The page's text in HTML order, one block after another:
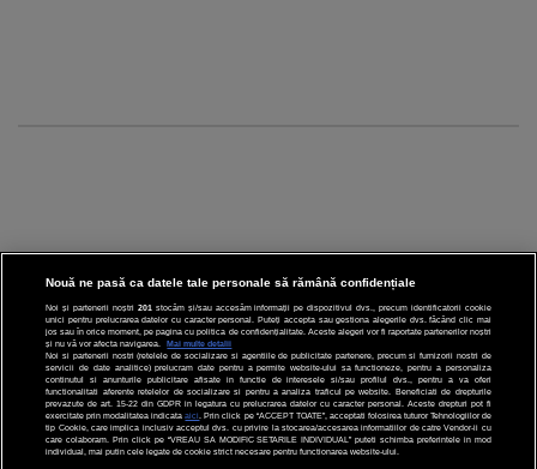
CINEMA
DIVERTISMENT
STIRI
TEHNOLOGIE
Nouă ne pasă ca datele tale personale să rămână confidențiale
Noi și partenerii noștri 201 stocăm și/sau accesăm informații pe dispozitivul dvs., precum identificatorii cookie
unici pentru prelucrarea datelor cu caracter personal. Puteți accepta sau gestiona alegerile dvs. făcând clic mai
jos sau în orice moment, pe pagina cu politica de confidențialitate. Aceste alegeri vor fi raportate partenerilor noștri
și nu vă vor afecta navigarea.
Mai multe detalii
Noi si partenerii nostri (retelele de socializare si agentiile de publicitate partenere, precum si furnizorii nostri de
servicii de date analitice) prelucram date pentru a permite website-ului sa functioneze, pentru a personaliza
continutul si anunturile publicitare afisate in functie de interesele si/sau profilul dvs., pentru a va oferi
functionalitati aferente retelelor de socializare si pentru a analiza traficul pe website. Beneficiati de drepturile
prevazute de art. 15-22 din GDPR in legatura cu prelucrarea datelor cu caracter personal. Aceste drepturi pot fi
exercitate prin modalitatea indicataaici . Prin click pe “ACCEPT TOATE”, acceptati folosirea tuturor Tehnologiilor de
tip Cookie, care implica inclusiv acceptul dvs. cu privire la stocarea/accesarea informatiilor de catre Vendor-ii cu
care colaboram. Prin click pe “VREAU SA MODIFIC SETARILE INDIVIDUAL” puteti schimba preferintele in mod
individual, mai putin cele legate de cookie strict necesare pentru functionarea website-ului.